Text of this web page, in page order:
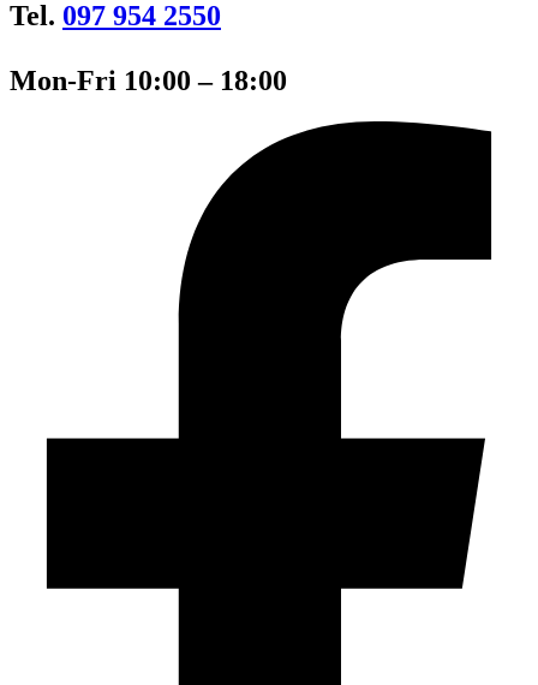
Tel. 097 954 2550
Mon-Fri 10:00 – 18:00